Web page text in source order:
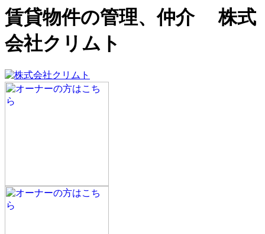
賃貸物件の管理、仲介 株式
会社クリムト